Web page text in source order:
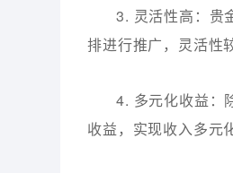
3. 灵活性高：贵
排进行推广，灵活性
4. 多元化收益：
收益，实现收入多元